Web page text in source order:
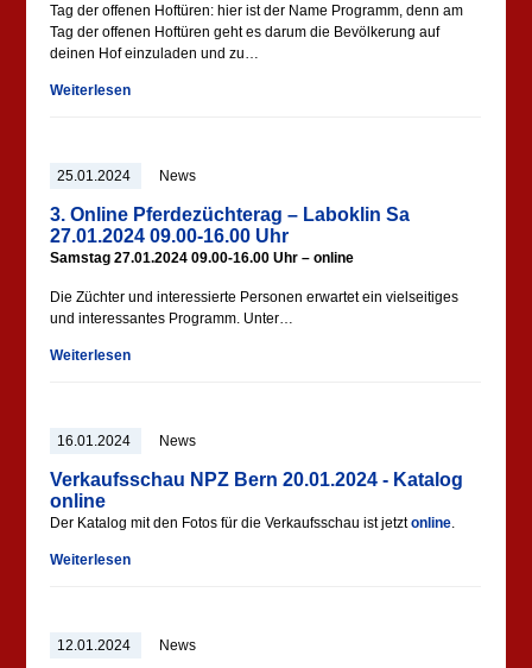
Tag der offenen Hoftüren: hier ist der Name Programm, denn am
Tag der offenen Hoftüren geht es darum die Bevölkerung auf
deinen Hof einzuladen und zu…
Weiterlesen
25.01.2024 News
3. Online Pferdezüchterag – Laboklin Sa
27.01.2024 09.00-16.00 Uhr
Samstag 27.01.2024 09.00-16.00 Uhr – online
Die Züchter und interessierte Personen erwartet ein vielseitiges
und interessantes Programm. Unter…
Weiterlesen
16.01.2024 News
Verkaufsschau NPZ Bern 20.01.2024 - Katalog
online
Der Katalog mit den Fotos für die Verkaufsschau ist jetztonline.
Weiterlesen
12.01.2024 News